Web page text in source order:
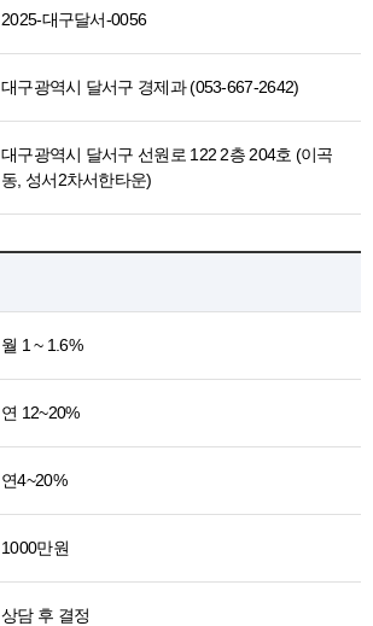
2025-대구달서-0056
대구광역시 달서구 경제과 (053-667-2642)
대구광역시 달서구 선원로 122 2층 204호 (이곡
동, 성서2차서한타운)
월 1 ~ 1.6%
연 12~20%
연4~20%
1000만원
상담 후 결정